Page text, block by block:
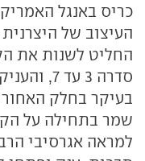
כריס באנגל
החליט לשנות את
סדרה 3
בעיקר בחלק
שמר בתחילה על
למראה אגרסיבי